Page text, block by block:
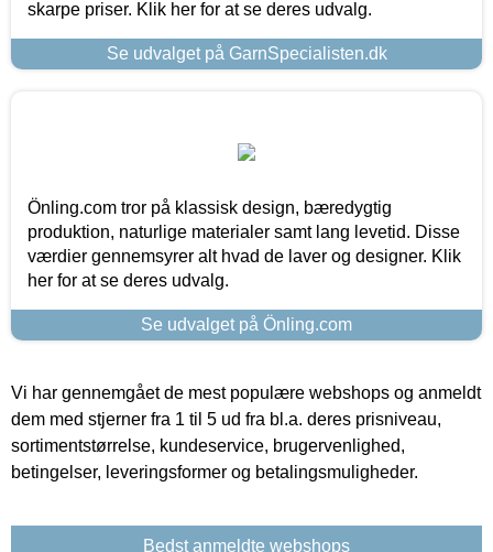
skarpe priser. Klik her for at se deres udvalg.
Se udvalget på GarnSpecialisten.dk
Önling.com tror på klassisk design, bæredygtig
produktion, naturlige materialer samt lang levetid. Disse
værdier gennemsyrer alt hvad de laver og designer. Klik
her for at se deres udvalg.
Se udvalget på Önling.com
Vi har gennemgået de mest populære webshops og anmeldt
dem med stjerner fra 1 til 5 ud fra bl.a. deres prisniveau,
sortimentstørrelse, kundeservice, brugervenlighed,
betingelser, leveringsformer og betalingsmuligheder.
Bedst anmeldte webshops